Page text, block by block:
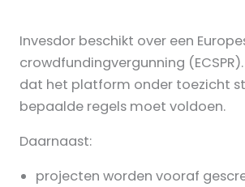
Invesdor beschikt over een
crowdfundingvergunning
dat het platform onder toezicht
bepaalde regels moet voldoen.
Daarnaast:
projecten worden vooraf